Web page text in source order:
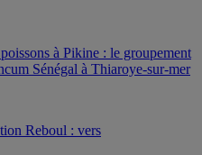
à Pikine : le groupement
Sénégal à Thiaroye-sur-mer
Reboul : vers